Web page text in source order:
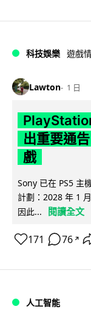
科技娛樂 遊戲
Lawton 1 日
出重要通
戲
Sony 已在 PS5 主
計劃：2028 年 1
因此...
閱讀全文
171 76 ↗
人工智能